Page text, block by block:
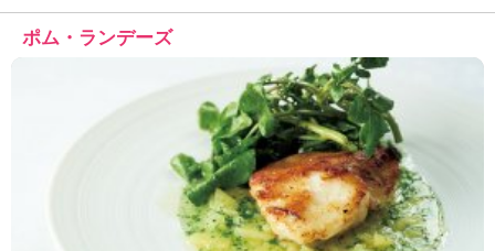
ポム・ランデーズ